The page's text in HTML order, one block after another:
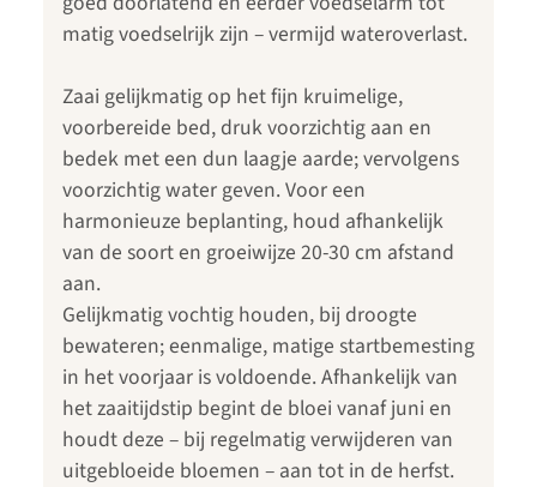
matig voedselrijk zijn – vermijd wateroverlast.
Zaai gelijkmatig op het fijn kruimelige,
voorbereide bed, druk voorzichtig aan en
bedek met een dun laagje aarde; vervolgens
voorzichtig water geven. Voor een
harmonieuze beplanting, houd afhankelijk
van de soort en groeiwijze 20-30 cm afstand
aan.
Gelijkmatig vochtig houden, bij droogte
bewateren; eenmalige, matige startbemesting
in het voorjaar is voldoende. Afhankelijk van
het zaaitijdstip begint de bloei vanaf juni en
houdt deze – bij regelmatig verwijderen van
uitgebloeide bloemen – aan tot in de herfst.